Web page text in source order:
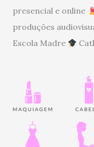
presencial e online
produções
Escola Madre